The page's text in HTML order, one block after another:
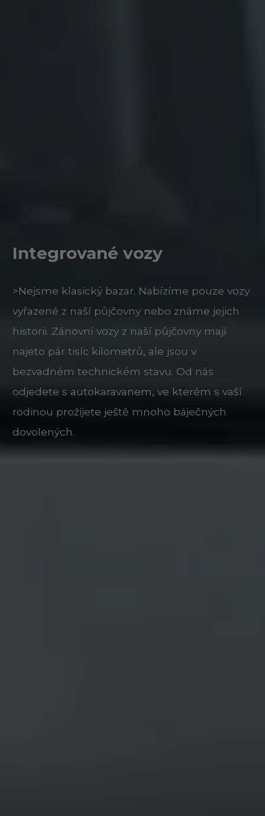
Integrované vozy
>Nejsme klasický bazar. Nabízíme pouze vozy
vyřazené z naší půjčovny nebo známe jejich
historii. Zánovní vozy z naší půjčovny mají
najeto pár tisíc kilometrů, ale jsou v
bezvadném technickém stavu. Od nás
odjedete s autokaravanem, ve kterém s vaší
rodinou prožijete ještě mnoho báječných
dovolených.